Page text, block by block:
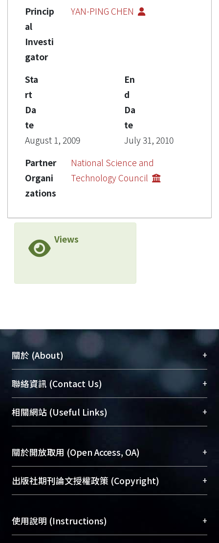
Princip
al
Investi
gator
YAN-PING CHEN
Sta
rt
Da
te
August 1, 2009
En
d
Da
te
July 31, 2010
Partner
Organi
zations
National Science and
Technology Council
Views
關於 (About) +
臺大位居世界頂尖大學之列，為永久珍藏及向國際
展現本校豐碩的研究成果及學術能量，圖書館整合
機構典藏（NTUR）與學術庫（AH）不同功能平
台，成為臺大學術典藏NTU scholars。期能整合研
成果。
To permanently archive and promote researcher
profiles and scholarly works, Library integrates the
services of “NTU Repository” with “Academic
聯絡資訊 (Contact Us) +
總館學科館員(Main Library)
醫學圖書館學科館員(Medical Library)
Sciences Library)
相關網站 (Useful Links) +
關於開放取用 (Open Access, OA) +
開放取用是從使用者角度提升資訊取用性的社會運
動，應用在學術研究上是透過將研究著作公開供使
用逐年攀升。同時可加速研究發展、提升研究影響
出版社期刊論文授權政策 (Copyright) +
含部分內容的版權非匯入者所有，或由第三方贊
助與合作完成，請確認該版權所有者及第三方同
使用說明 (Instructions) +